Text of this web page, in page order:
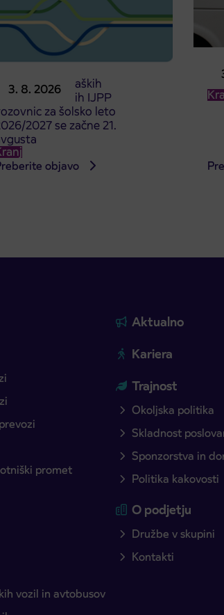
3. 8. 2026
Predprodaja dijaških
subvencioniranih IJPP
za šolsko leto
2027 se začne 21.
objavo
promet
vozil in avtobusov
Aktualno
Kariera
Trajnost
Okoljska politika
Skladnost
Sponzorstva in
Politika kakovosti
O podjetju
Družbe v skupini
Kontakti